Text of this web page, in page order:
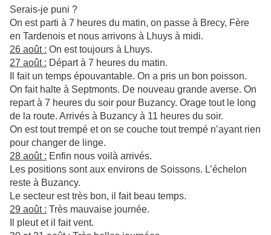
Serais-je puni ?
On est parti à 7 heures du matin, on passe à Brecy, Fère
en Tardenois et nous arrivons à Lhuys à midi.
26 août : On est toujours à Lhuys.
27 août : Départ à 7 heures du matin.
Il fait un temps épouvantable. On a pris un bon poisson.
On fait halte à Septmonts. De nouveau grande averse. On
repart à 7 heures du soir pour Buzancy. Orage tout le long
de la route. Arrivés à Buzancy à 11 heures du soir.
On est tout trempé et on se couche tout trempé n’ayant rien
pour changer de linge.
28 août : Enfin nous voilà arrivés.
Les positions sont aux environs de Soissons. L’échelon
reste à Buzancy.
Le secteur est très bon, il fait beau temps.
29 août : Très mauvaise journée.
Il pleut et il fait vent.